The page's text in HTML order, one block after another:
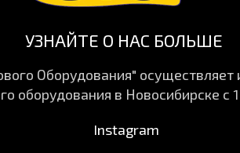
УЗНАЙТЕ О НАС БОЛЬШЕ
Оборудования" осуществляет
оборудования в Новосибирске с
Instagram